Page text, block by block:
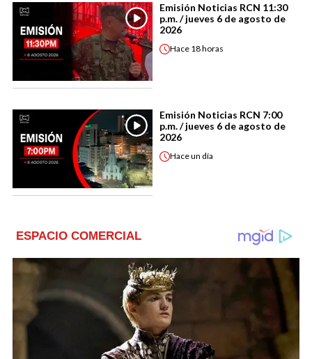
Emisión Noticias RCN 11:30
p.m. / jueves 6 de agosto de
2026
Hace 18 horas
Emisión Noticias RCN 7:00
p.m. / jueves 6 de agosto de
2026
Haceun día